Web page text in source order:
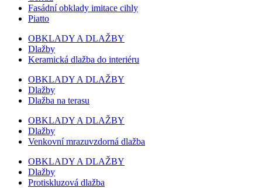
Fasádní obklady imitace cihly
Piatto
OBKLADY A DLAŽBY
Dlažby
Keramická dlažba do interiéru
OBKLADY A DLAŽBY
Dlažby
Dlažba na terasu
OBKLADY A DLAŽBY
Dlažby
Venkovní mrazuvzdorná dlažba
OBKLADY A DLAŽBY
Dlažby
Protiskluzová dlažba